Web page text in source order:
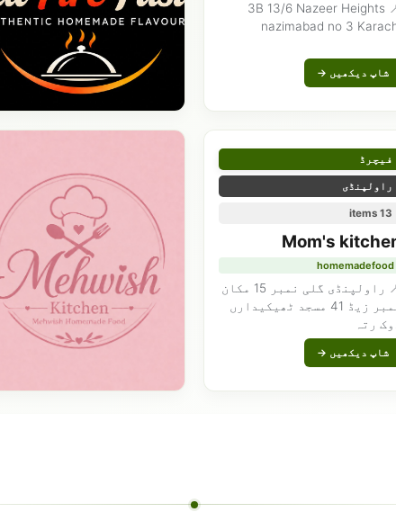
📍 3B 13/6 Nazeer Heights
nazimabad no 3
شاپ دیکھیں →
فیچرڈ
راولپنڈی
13 items
Mom's
homemadefood
📍 راولپنڈی گلی نمبر 15 مکان
نمبر زیڈ 41 مسجد ٹھیکیدارں
رتہ
شاپ دیکھیں →